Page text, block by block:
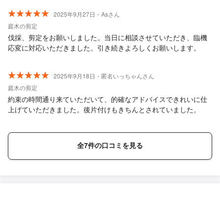
2025年9月27日・Asさん
庭木の剪定
伐採、剪定をお願いしました。当日に相談させていただき、臨機
応変に対応いただきました。引き続きよろしくお願いします。
2025年9月18日・匿名いっちゃんさん
庭木の剪定
約束の時間通り来ていただいて、的確なアドバイスできれいに仕
上げていただきました。後片付けもきちんとされていました。
全7件の口コミを見る